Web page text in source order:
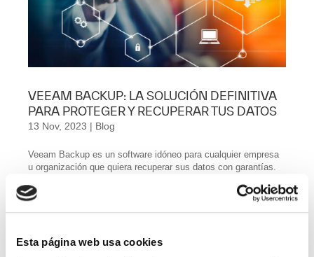
Esta página web usa cookies
VEEAM BACKUP: LA SOLUCIÓN DEFINITIVA
PARA PROTEGER Y RECUPERAR TUS DATOS
13 Nov, 2023 | Blog
Veeam Backup es un software idóneo para cualquier empresa
u organización que quiera recuperar sus datos con garantías.
damos. QUÉ ES VEEAM BACKUP Veeam Backup and
Replication es una solución de...
Vacantes por Departamentos